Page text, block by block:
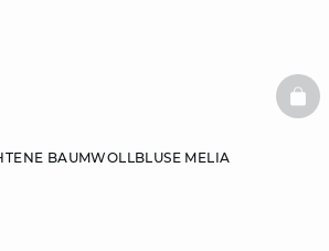
BAUMWOLLBLUSE MELIA